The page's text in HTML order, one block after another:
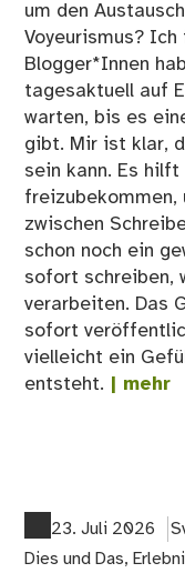
um den
Voyeurismus?
Blogger*Innen
tagesaktuell auf
warten, bis es
gibt. Mir ist klar,
sein kann. Es
freizubekommen,
zwischen
schon noch ein
sofort schreiben,
verarbeiten. Das
sofort
vielleicht ein
entsteht. | mehr
23. Juli 2026
Dies und Das,